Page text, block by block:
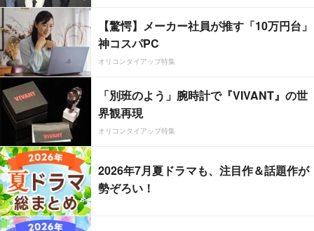
【驚愕】メーカー社員が推す「10万円台」
神コスパPC
オリコンタイアップ特集
「別班のよう」腕時計で『VIVANT』の世
界観再現
オリコンタイアップ特集
2026年7月夏ドラマも、注目作＆話題作が
勢ぞろい！